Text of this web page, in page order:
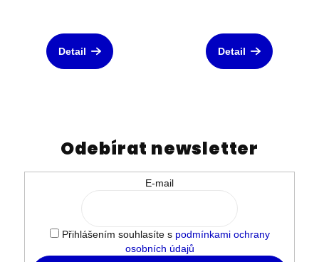
Detail Detail
Odebírat newsletter
E-mail
Přihlášením souhlasíte s podmínkami ochrany
osobních údajů